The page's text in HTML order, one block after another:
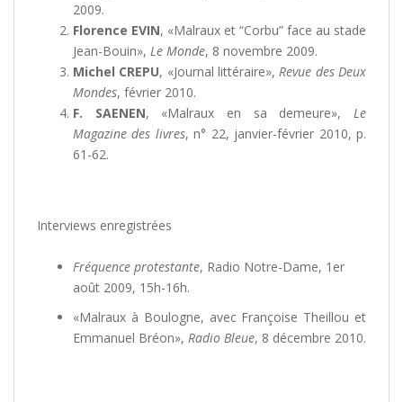
2009.
Florence EVIN, «Malraux et “Corbu” face au stade
Jean-Bouin», Le Monde, 8 novembre 2009.
Michel CREPU, «Journal littéraire»,Revue des Deux
Mondes, février 2010.
F. SAENEN, «Malraux en sa demeure»,Le
Magazine des livres, n° 22, janvier-février 2010, p.
61-62.
Interviews enregistrées
Fréquence protestante, Radio Notre-Dame, 1er
août 2009, 15h-16h.
«Malraux à Boulogne, avec Françoise Theillou et
Emmanuel Bréon», Radio Bleue, 8 décembre 2010.